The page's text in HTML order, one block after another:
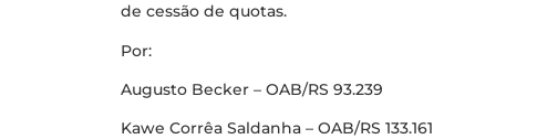
de cessão de quotas.
Por:
Augusto Becker – OAB/RS 93.239
Kawe Corrêa Saldanha – OAB/RS 133.161